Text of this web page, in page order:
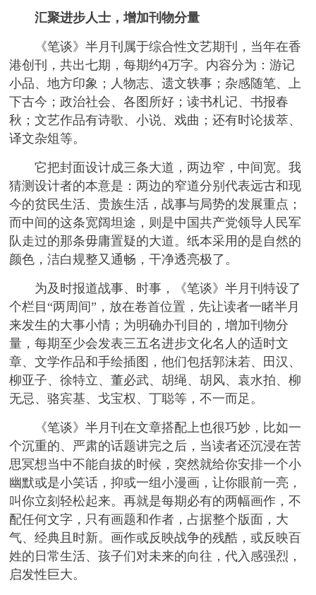
汇聚进步人士，增加刊物分量
《笔谈》半月刊属于综合性文艺期刊，当年在香
港创刊，共出七期，每期约4万字。内容分为：游记
小品、地方印象；人物志、遗文轶事；杂感随笔、上
下古今；政治社会、各图所好；读书札记、书报春
秋；文艺作品有诗歌、小说、戏曲；还有时论拔萃、
译文杂俎等。
它把封面设计成三条大道，两边窄，中间宽。我
猜测设计者的本意是：两边的窄道分别代表远古和现
今的贫民生活、贵族生活，战事与局势的发展重点；
而中间的这条宽阔坦途，则是中国共产党领导人民军
队走过的那条毋庸置疑的大道。纸本采用的是自然的
颜色，洁白规整又通畅，干净透亮极了。
为及时报道战事、时事，《笔谈》半月刊特设了
个栏目“两周间”，放在卷首位置，先让读者一睹半月
来发生的大事小情；为明确办刊目的，增加刊物分
量，每期至少会发表三五名进步文化名人的适时文
章、文学作品和手绘插图，他们包括郭沫若、田汉、
柳亚子、徐特立、董必武、胡绳、胡风、袁水拍、柳
无忌、骆宾基、戈宝权、丁聪等，不一而足。
《笔谈》半月刊在文章搭配上也很巧妙，比如一
个沉重的、严肃的话题讲完之后，当读者还沉浸在苦
思冥想当中不能自拔的时候，突然就给你安排一个小
幽默或是小笑话，抑或一组小漫画，让你眼前一亮，
叫你立刻轻松起来。再就是每期必有的两幅画作，不
配任何文字，只有画题和作者，占据整个版面，大
气、经典且时新。画作或反映战争的残酷，或反映百
姓的日常生活、孩子们对未来的向往，代入感强烈，
启发性巨大。